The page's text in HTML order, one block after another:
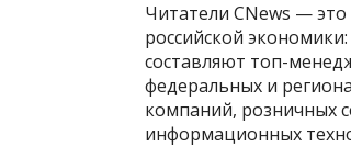
Читатели CNews —
российской
составляют топ-
федеральных и
компаний, розничных
информационных